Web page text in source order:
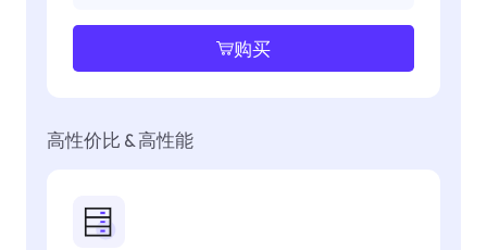
购买
高性价比 & 高性能